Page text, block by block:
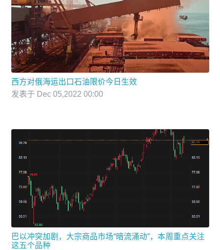
西方对俄海运出口石油限价今日生效
发表于 Dec 05,2022 00:00
巴以冲突加剧，大宗商品市场“暗流涌动”，本周重点关注
这五个品种